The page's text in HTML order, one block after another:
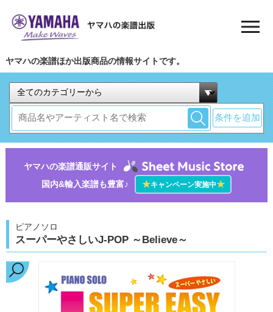
ヤマハの楽譜ほか出版商品の情報サイトです。
条件を追加
ヤマハの楽譜通販サイト
国内&輸入楽譜も豊富♪
★キャンペーン実施中★
ピアノソロ
スーパーやさしいJ-POP ～Believe～